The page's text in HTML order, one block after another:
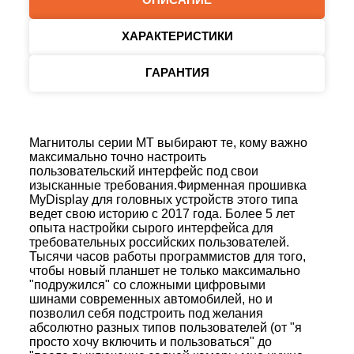
ХАРАКТЕРИСТИКИ
ГАРАНТИЯ
Магнитолы серии MT выбирают те, кому важно
максимально точно настроить
пользовательский интерфейс под свои
изысканные требования.Фирменная прошивка
MyDisplay для головных устройств этого типа
ведет свою историю с 2017 года. Более 5 лет
опыта настройки сырого интерфейса для
требовательных российских пользователей.
Тысячи часов работы программистов для того,
чтобы новый планшет не только максимально
"подружился" со сложными цифровыми
шинами современных автомобилей, но и
позволил себя подстроить под желания
абсолютно разных типов пользователей (от "я
просто хочу включить и пользоваться" до